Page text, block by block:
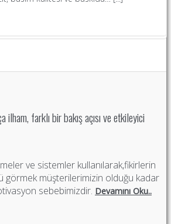
ilham, farklı bir bakış açısı ve etkileyici
ve sistemler kullanılarak,fikirlerin
görmek müşterilerimizin olduğu kadar
sebebimizdir. Devamını Oku..